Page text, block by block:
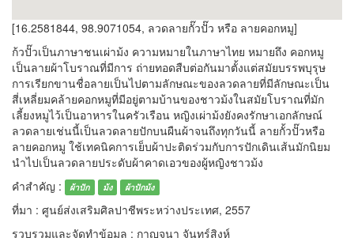
[16.2581844, 98.9071054, ลวดลายกั๊วปั๊ว หรือ ลายคอกหมู]
ก้วปั๊วเป็นภาษาชนเผ่าม้ง ความหมายในภาษาไทย หมายถึง คอกหมู
เป็นลายผ้าโบราณที่มีการ ถ่ายทอดสืบต่อกันมาตั้งแต่สมัยบรรพบุรุษ
การเรียกขานชื่อลายเป็นไปตามลักษณะของลวดลายที่มีลักษณะเป็น
สี่เหลี่ยมคล้ายคอกหมูที่มีอยู่ตามบ้านของชาวม้งในสมัยโบราณที่มัก
เลี้ยงหมูไว้เป็นอาหารในครัวเรือน หญิงเผ่าม้งยังคงรักษาเอกลักษณ์
ลวดลายเช่นนี้เป็นลวดลายปักบนผืนผ้าจนถึงทุกวันนี้ ลายกั้วปั๊วหรือ
ลายคอกหมู ใช้เทคนิคการเย็บผ้าปะติดร่วมกับการปักเดินเส้นมักนิยม
นำไปเป็นลวดลายประดับผ้าคาดเอวของผู้หญิงชาวม้ง
คำสำคัญ :
ผ้าปัก ม้ง ผ้าปักม้ง
ที่มา : ศูนย์ส่งเสริมศิลปาชีพระหว่างประเทศ, 2557
รวบรวมและจัดทำข้อมูล : กาญจนา จันทร์สิงห์